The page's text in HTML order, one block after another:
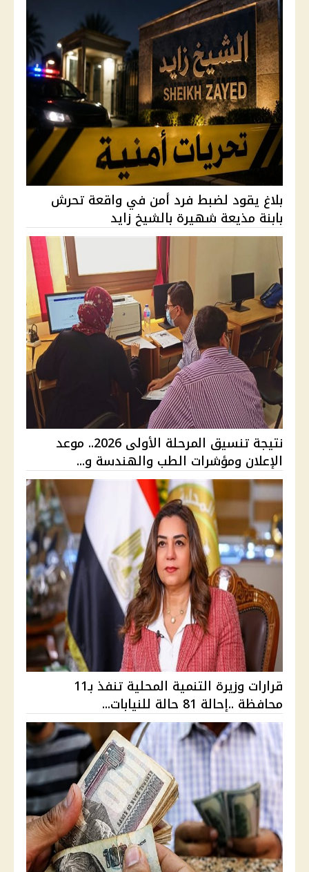
بلاغ يقود لضبط فرد أمن في واقعة تحرش
بابنة مذيعة شهيرة بالشيخ زايد
نتيجة تنسيق المرحلة الأولى 2026.. موعد
الإعلان ومؤشرات الطب والهندسة و...
قرارات وزيرة التنمية المحلية تنفذ بـ11
محافظة ..إحالة 81 حالة للنيابات...